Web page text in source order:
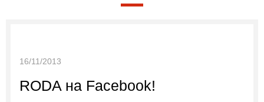
16/11/2013
RODA на Facebook!